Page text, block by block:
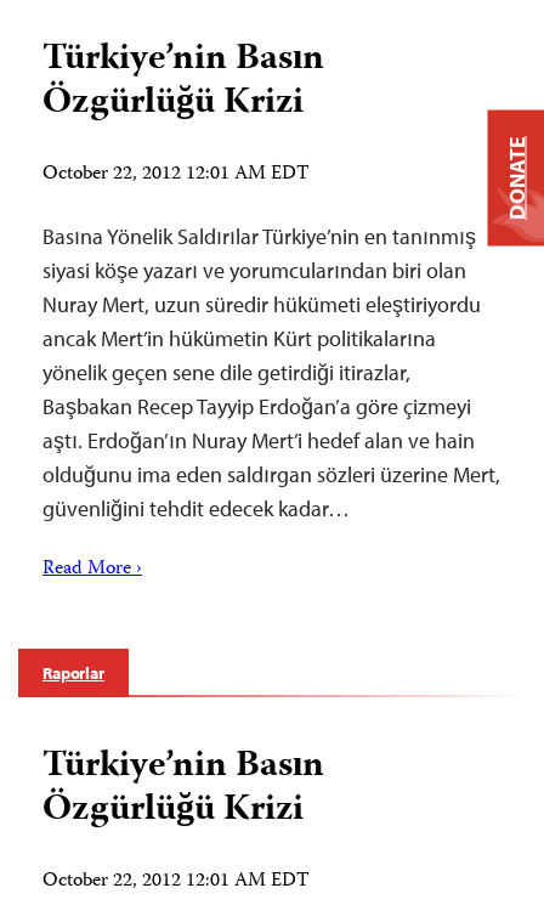
Türkiye’nin Basın
Özgürlüğü Krizi
October 22, 2012 12:01 AM EDT
Basına Yönelik Saldırılar Türkiye’nin en tanınmış
siyasi köşe yazarı ve yorumcularından biri olan
Nuray Mert, uzun süredir hükümeti eleştiriyordu
ancak Mert’in hükümetin Kürt politikalarına
yönelik geçen sene dile getirdiği itirazlar,
Başbakan Recep Tayyip Erdoğan’a göre çizmeyi
aştı. Erdoğan’ın Nuray Mert’i hedef alan ve hain
olduğunu ima eden saldırgan sözleri üzerine Mert,
güvenliğini tehdit edecek kadar…
Read More ›
Raporlar
Türkiye’nin Basın
Özgürlüğü Krizi
October 22, 2012 12:01 AM EDT
DONATE